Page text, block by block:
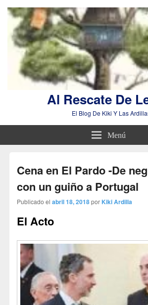
Al Rescate De
El Blog De Kiki Y Las
Menú
Cena en El Pardo -De
con un guiño a Portugal
Publicado el abril 18, 2018por Kiki Ardilla
El Acto